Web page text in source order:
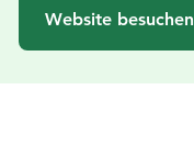
Website besuchen